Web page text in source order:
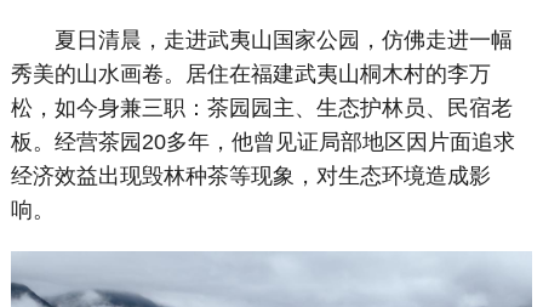
夏日清晨，走进武夷山国家公园，仿佛走进一幅
秀美的山水画卷。居住在福建武夷山桐木村的李万
松，如今身兼三职：茶园园主、生态护林员、民宿老
板。经营茶园20多年，他曾见证局部地区因片面追求
经济效益出现毁林种茶等现象，对生态环境造成影
响。